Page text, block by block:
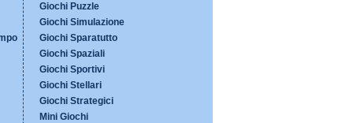
Giochi Puzzle
Giochi Simulazione
Giochi Sparatutto
Giochi Spaziali
Giochi Sportivi
Giochi Stellari
Giochi Strategici
Mini Giochi